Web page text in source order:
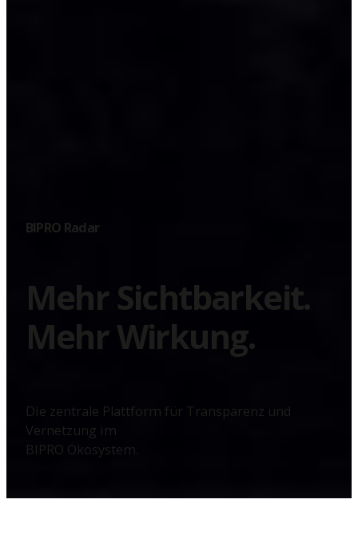
BIPRO Radar
Mehr Sichtbarkeit.
Mehr Wirkung.
Die zentrale Plattform für Transparenz und
Vernetzung im
BIPRO Ökosystem.